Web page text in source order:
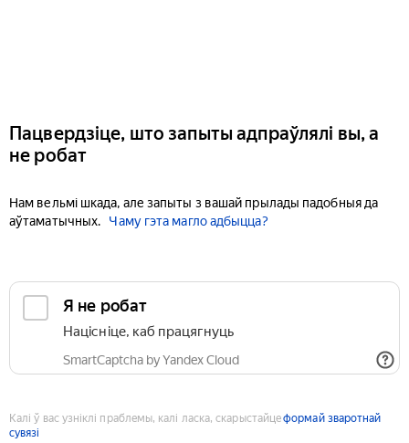
Пацвердзіце, што запыты адпраўлялі вы, а
не робат
Нам вельмі шкада, але запыты з вашай прылады падобныя да
аўтаматычных.
Чаму гэта магло адбыцца?
Я не робат
Націсніце, каб працягнуць
SmartCaptcha by Yandex Cloud
Калі ў вас узніклі праблемы, калі ласка, скарыстайцеформай зваротнай
сувязі